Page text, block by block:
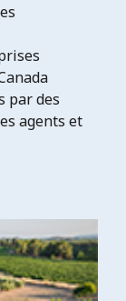
par des
agents et